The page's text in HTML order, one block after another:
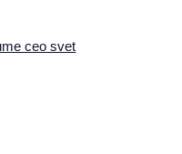
ceo svet